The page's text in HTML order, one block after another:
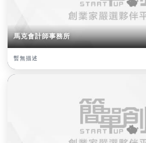
馬克會計師事務所
暫無描述